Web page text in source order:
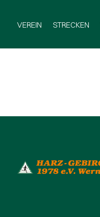
VEREIN STRECKEN